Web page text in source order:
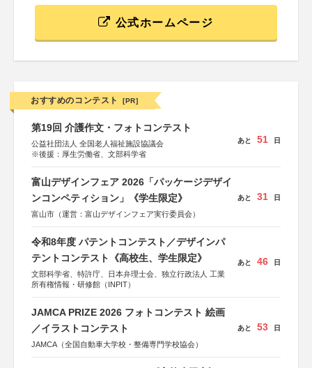
公式ホームページ
おすすめのコンテスト [PR]
第19回 介護作文・フォトコンテスト
公益社団法人 全国老人福祉施設協議会
※後援：厚生労働省、文部科学省
あと 51 日
富山デザインフェア 2026「パッケージデザイ
ンコンペティション」《学生限定》
富山市（運営：富山デザインフェア実行委員会）
あと 31 日
令和8年度 パテントコンテスト／デザインパ
テントコンテスト《高校生、学生限定》
文部科学省、特許庁、日本弁理士会、独立行政法人 工業
所有権情報・研修館（INPIT）
あと 46 日
JAMCA PRIZE 2026 フォトコンテスト 絵画
／イラストコンテスト
JAMCA（全国自動車大学校・整備専門学校協会）
あと 53 日